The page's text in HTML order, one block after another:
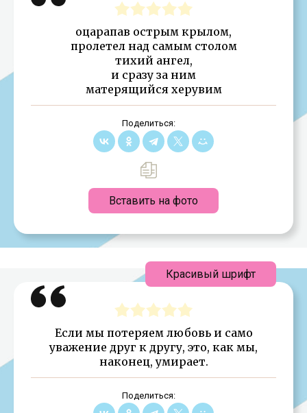
оцарапав острым крылом,
пролетел над самым столом
тихий ангел,
и сразу за ним
матерящийся херувим
Поделиться:
Вставить на фото
Если мы потеряем любовь и само
уважение друг к другу, это, как мы,
наконец, умирает.
Поделиться:
Красивый шрифт